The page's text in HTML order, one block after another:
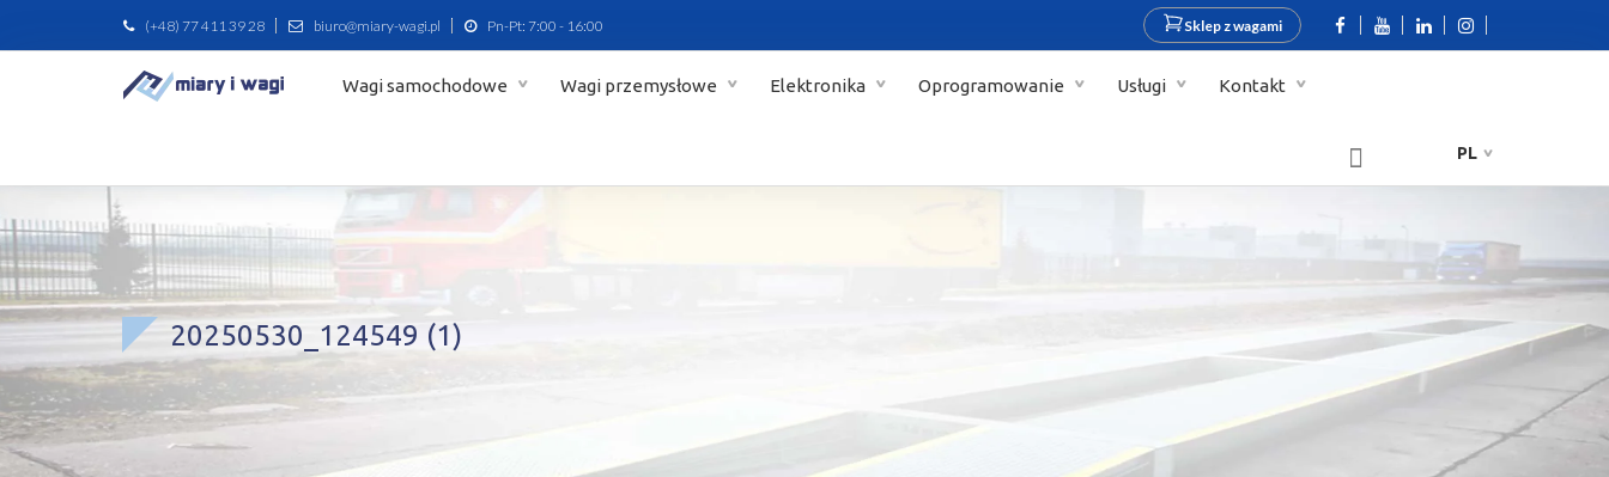
(+48) 77 411 39 28 biuro@miary-wagi.pl Pn-Pt: 7:00 - 16:00 Sklep z wagami
Wagi samochodowe Wagi przemysłowe Elektronika Oprogramowanie Usługi Kontakt
PL
20250530_124549 (1)